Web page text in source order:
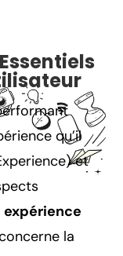
qu’il
et
expérience
concerne la